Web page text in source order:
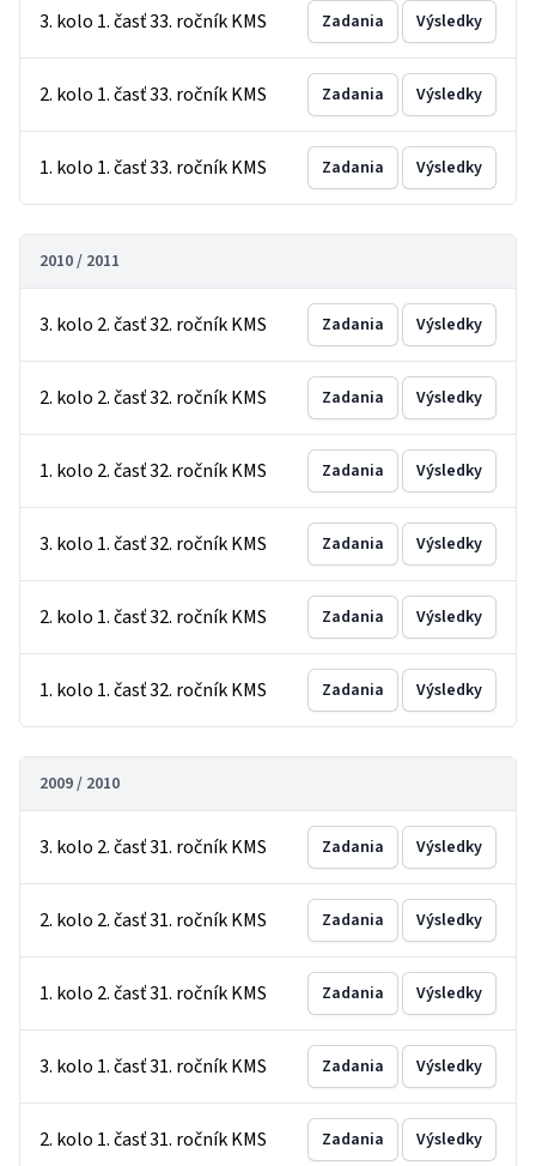
3. kolo 1. časť 33. ročník KMS Zadania Výsledky
2. kolo 1. časť 33. ročník KMS Zadania Výsledky
1. kolo 1. časť 33. ročník KMS Zadania Výsledky
2010 / 2011
3. kolo 2. časť 32. ročník KMS Zadania Výsledky
2. kolo 2. časť 32. ročník KMS Zadania Výsledky
1. kolo 2. časť 32. ročník KMS Zadania Výsledky
3. kolo 1. časť 32. ročník KMS Zadania Výsledky
2. kolo 1. časť 32. ročník KMS Zadania Výsledky
1. kolo 1. časť 32. ročník KMS Zadania Výsledky
2009 / 2010
3. kolo 2. časť 31. ročník KMS Zadania Výsledky
2. kolo 2. časť 31. ročník KMS Zadania Výsledky
1. kolo 2. časť 31. ročník KMS Zadania Výsledky
3. kolo 1. časť 31. ročník KMS Zadania Výsledky
2. kolo 1. časť 31. ročník KMS Zadania Výsledky